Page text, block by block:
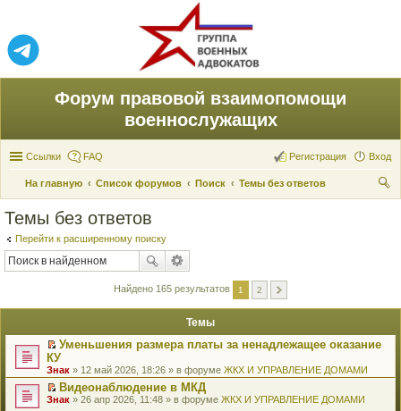
Форум правовой взаимопомощи
военнослужащих
Ссылки FAQ Вход
Регистрация
На главную Список форумов Поиск
Темы без ответов
Темы без ответов
Перейти к расширенному поиску
Найдено 165 результатов 1 2
Темы
П
е
р
е
й
Уменьшения размера платы за ненадлежащее оказание
КУ
Знак » 12 май 2026, 18:26 » в форуме ЖКХ И УПРАВЛЕНИЕ ДОМАМИ
П
Видеонаблюдение в МКД
Знак » 26 апр 2026, 11:48 » в форуме ЖКХ И УПРАВЛЕНИЕ ДОМАМИ